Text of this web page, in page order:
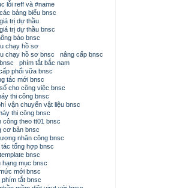
lỗi reff và #name
bảng biểu bnsc
trị dự thầu
trị dự thầu bnsc
báo bnsc
chạy hồ sơ
chạy hồ sơ bnsc
nâng cấp bnsc
phím tắt bắc nam
phối vữa bnsc
tác mới bnsc
cho công việc bnsc
thi công bnsc
vận chuyển vật liệu bnsc
thi công bnsc
công theo tt01 bnsc
cơ bản bnsc
nhân công bnsc
tổng hợp bnsc
bnsc
hạng mục bnsc
mới bnsc
phím tắt bnsc